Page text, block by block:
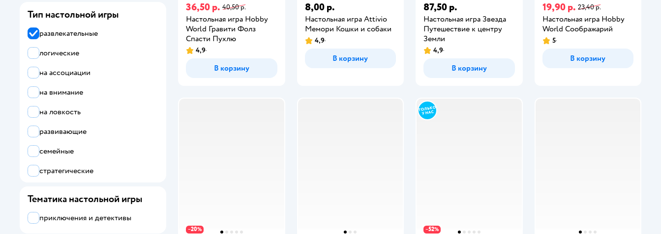
36,50 р. 40,50 р.
Настольная игра Hobby
World Гравити Фолз
Спасти Пухлю
4,9
В корзину
8,00 р.
Настольная игра Attivio
Мемори Кошки и собаки
4,9
В корзину
87,50 р.
Настольная игра Звезда
Путешествие к центру
Земли
4,9
В корзину
19,90 р. 23,40 р.
Настольная игра Hobby
World Соображарий
5
В корзину
−20% −52%
LISCIANI
Magellan
Mattel
Звезда
Тип настольной игры
развлекательные
логические
на ассоциации
на внимание
на ловкость
развивающие
семейные
стратегические
Тематика настольной игры
приключения и детективы